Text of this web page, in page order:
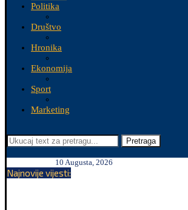
Politika
Društvo
Hronika
Ekonomija
Sport
Marketing
Pretraga
10 Augusta, 2026
Najnovije vijesti: